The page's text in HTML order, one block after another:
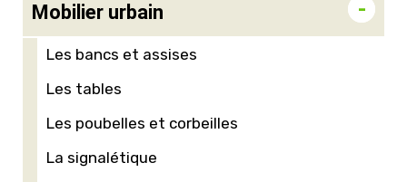
Mobilier urbain
Les bancs et assises
Les tables
Les poubelles et corbeilles
La signalétique